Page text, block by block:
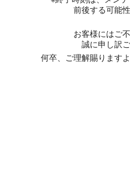
前後する可能
お客様にはご
誠に申し訳
何卒、ご理解賜ります